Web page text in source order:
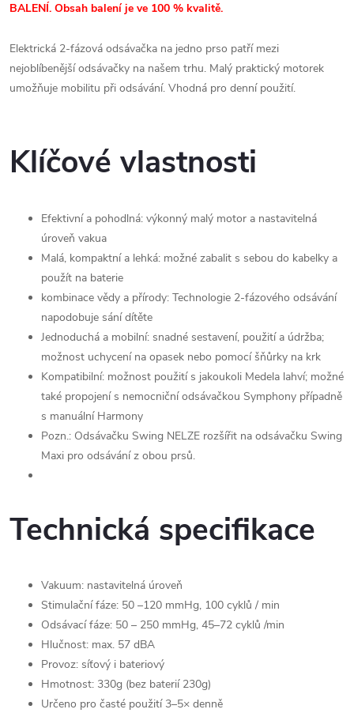
BALENÍ. Obsah balení je ve 100 % kvalitě.
Elektrická 2-fázová odsávačka na jedno prso patří mezi
nejoblíbenější odsávačky na našem trhu. Malý praktický motorek
umožňuje mobilitu při odsávání. Vhodná pro denní použití.
Klíčové vlastnosti
Efektivní a pohodlná: výkonný malý motor a nastavitelná
úroveň vakua
Malá, kompaktní a lehká: možné zabalit s sebou do kabelky a
použít na baterie
kombinace vědy a přírody: Technologie 2-fázového odsávání
napodobuje sání dítěte
Jednoduchá a mobilní: snadné sestavení, použití a údržba;
možnost uchycení na opasek nebo pomocí šňůrky na krk
Kompatibilní: možnost použití s jakoukoli Medela lahví; možné
také propojení s nemocniční odsávačkou Symphony případně
s manuální Harmony
Pozn.: Odsávačku Swing NELZE rozšířit na odsávačku Swing
Maxi pro odsávání z obou prsů.
Technická specifikace
Vakuum: nastavitelná úroveň
Stimulační fáze: 50 –120 mmHg, 100 cyklů / min
Odsávací fáze: 50 – 250 mmHg, 45–72 cyklů /min
Hlučnost: max. 57 dBA
Provoz: síťový i bateriový
Hmotnost: 330g (bez baterií 230g)
Určeno pro časté použití 3–5× denně